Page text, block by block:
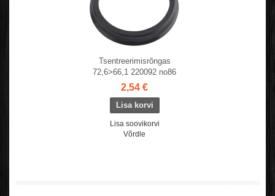
Tsentreerimisrõngas
72,6>66,1 220092 no86
2,54 €
Lisa soovikorvi
Võrdle